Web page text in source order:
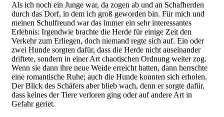
Als ich noch ein Junge war, da zogen ab und an Schafherden
durch das Dorf, in dem ich groß geworden bin. Für mich und
meinen Schulfreund war das immer ein sehr interessantes
Erlebnis: Irgendwie brachte die Herde für einige Zeit den
Verkehr zum Erliegen, doch niemand regte sich auf. Ein oder
zwei Hunde sorgten dafür, dass die Herde nicht auseinander
driftete, sondern in einer Art chaotischen Ordnung weiter zog.
Wenn sie dann ihre neue Weide erreicht hatten, dann herrschte
eine romantische Ruhe; auch die Hunde konnten sich erholen.
Der Blick des Schäfers aber blieb wach, denn er sorgte dafür,
dass keines der Tiere verloren ging oder auf andere Art in
Gefahr geriet.